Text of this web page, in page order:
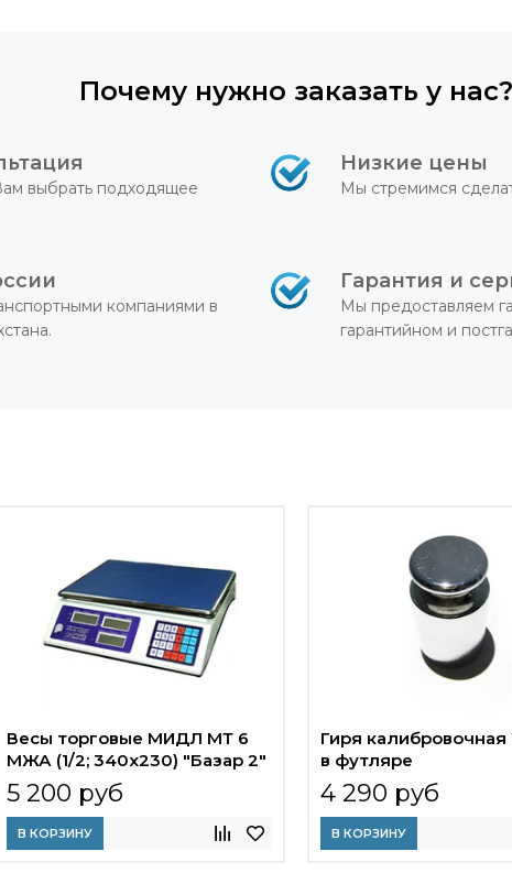
Почему нужно заказать у нас?
выбрать подходящее
Низкие цены
Мы стремимся
компаниями в
Гарантия и
Мы предоставляем
гарантийном и
Весы торговые МИДЛ МТ 6
МЖА (1/2; 340х230) "Базар 2"
5 200 руб
В КОРЗИНУ
Гиря калибровочная
в футляре
4 290 руб
В КОРЗИНУ